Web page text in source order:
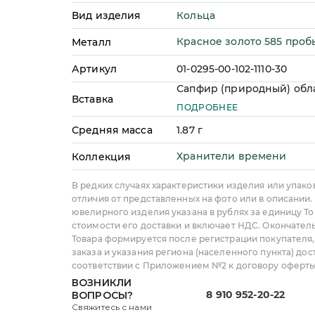
Вид изделия Кольца
Металл Красное золото 585
Артикул 01-0295-00-102-1110-30
Вставка
Сапфир (природный)
количество - 1 шт,
масса - 0,21 ct, цвет - 2,
ПОДРОБНЕЕ
Средняя масса 1.87г
Коллекция Хранители времени
В редких случаях характеристики изделия или
отличия от представленных на фото или в
ювелирного изделия указана в рублях за единицу
стоимости его доставки и включает НДС.
Товара формируется после регистрации
заказа и указания региона (населенного пункта)
соответствии с Приложением №2 к договору
ВОЗНИКЛИ
ВОПРОСЫ?
Свяжитесь с нами
8 910 952-20-22